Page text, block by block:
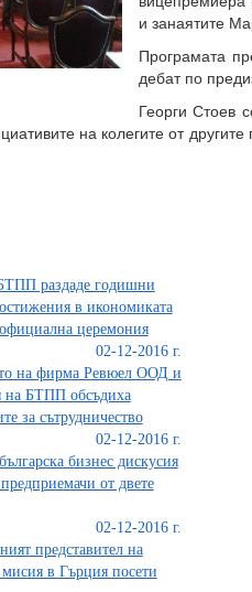
и занаятите
Програмата
дебат по
Георги Стоев
на колегите от
раздаде годишни
в икономиката
церемония
02-12-2016 г.
на фирма Ревюел ООД и
на БТПП обсъдиха
за сътрудничество
02-12-2016 г.
бизнес дискусия
от двете
02-12-2016 г.
представител на
мисия в Гърция посети